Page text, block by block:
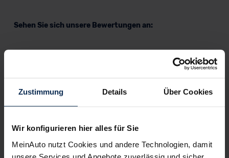
Zustimmung Details Über Cookies
Wir konfigurieren hier alles für Sie
MeinAuto nutzt Cookies und andere Technologien, damit
Sehen Sie sich unsere Bewertungen an: